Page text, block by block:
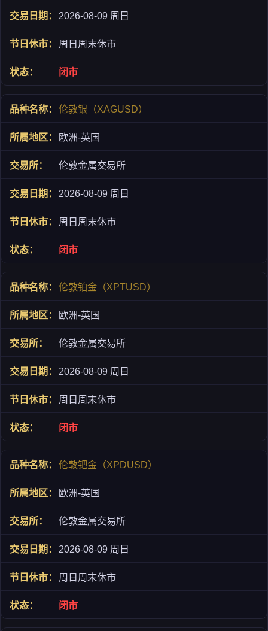
2026-08-09 周日
周日周末休市
闭市
伦敦银（XAGUSD）
欧洲-英国
伦敦金属交易所
2026-08-09 周日
周日周末休市
闭市
伦敦铂金（XPTUSD）
欧洲-英国
伦敦金属交易所
2026-08-09 周日
周日周末休市
闭市
伦敦钯金（XPDUSD）
欧洲-英国
伦敦金属交易所
2026-08-09 周日
周日周末休市
闭市